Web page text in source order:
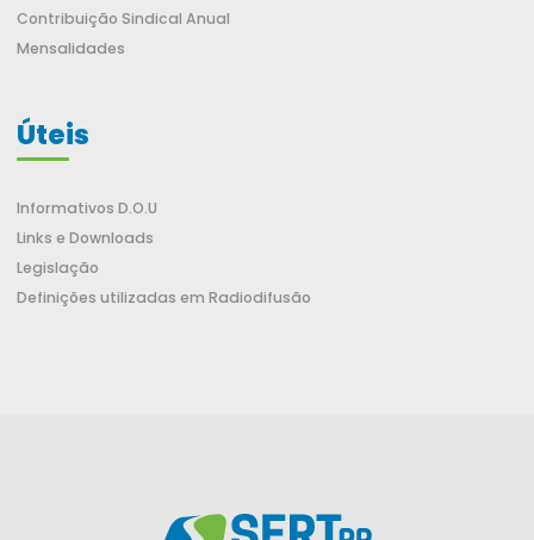
Contribuição Sindical Anual
Mensalidades
Úteis
Informativos D.O.U
Links e Downloads
Legislação
Definições utilizadas em Radiodifusão